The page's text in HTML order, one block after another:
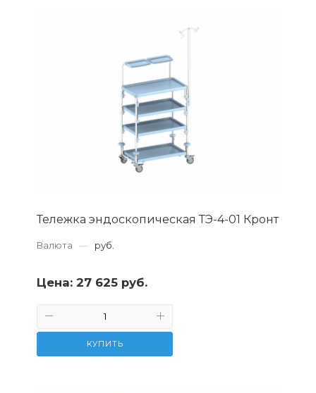
Тележка эндоскопическая ТЭ-4-01 Кронт
Валюта — руб.
Цена: 27 625 руб.
КУПИТЬ